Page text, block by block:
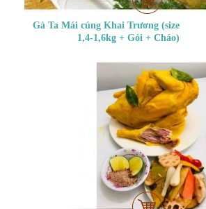
Gà Ta Mái cúng Khai Trương (size
1,4-1,6kg + Gỏi + Cháo)